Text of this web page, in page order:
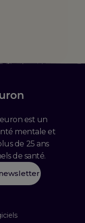
est un
mentale et
de 25 ans
de santé.